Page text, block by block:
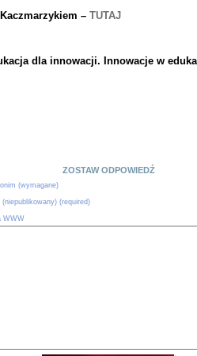
– TUTAJ
d la innowacji. Innowacje w eduk
ZOSTAW ODPOWIEDŹ
(wymagane)
(niepublikowany) (required)
WWW